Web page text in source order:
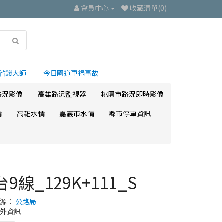
會員中心 收藏清單(0)
錢大師 今日國道車禍事故
影像 高雄路況監視器
桃園市路況即時影像
高雄水情 嘉義市水情 縣市停車資訊
9線_129K+111_S
： 公路局
資訊